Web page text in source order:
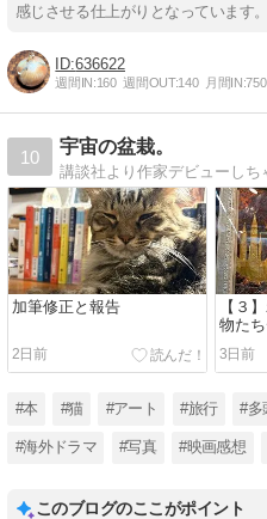
感じさせる仕上がりとなっています。
636622
週間IN:160 週間OUT:140 月間IN:750
10
宇宙の盆栽。
加筆修正と報告
2日前
【３
物た
3日前
#本 #猫 #アート #旅行 #多
#海外ドラマ #写真 #映画感想
このブログのここがポイント